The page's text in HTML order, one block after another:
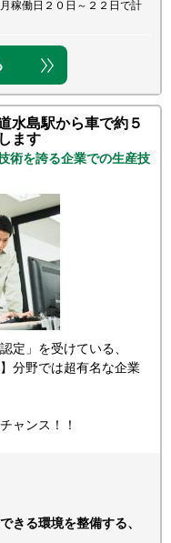
稼働日２０日～２２日で計
水島駅から車で約５
ます
術を誇る企業での生産技
定」を受けている、
分野では超有名な企業
ャンス！！
きる環境を整備する、